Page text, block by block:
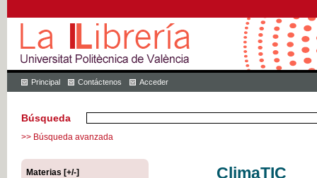
Principal Contáctenos Acceder
Búsqueda
>> Búsqueda avanzada
Materias [+/-]
ClimaTIC